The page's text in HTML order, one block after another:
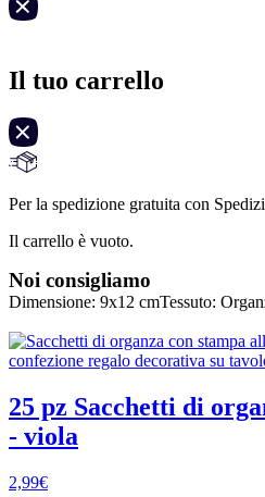
Il tuo carrello
Per la spedizione gratuita con
Il carrello è vuoto.
Noi consigliamo
Dimensione: 9x12 cmTessuto:
25 pz Sacchetti di
- viola
2,99€